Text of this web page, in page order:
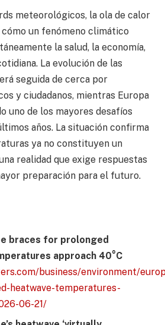
meteorológicos, la ola de calor
cómo un fenómeno climático
la salud, la economía,
La evolución de las
seguida de cerca por
y ciudadanos, mientras Europa
uno de los mayores desafíos
años. La situación confirma
ya no constituyen un
realidad que exige respuestas
preparación para el futuro.
braces for prolonged
approach 40°C
business/environment/
heatwave-temperatures-
06-21/